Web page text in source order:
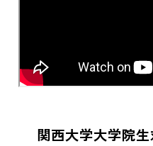
関西大学大学院